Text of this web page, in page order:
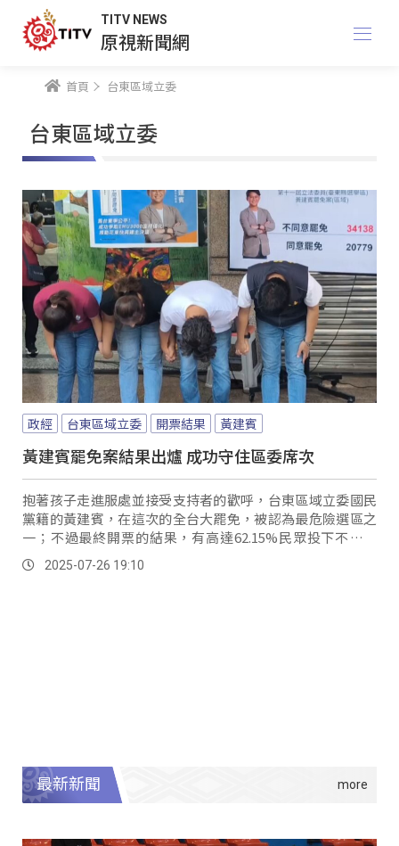
TITV NEWS
原視新聞網
首頁 台東區域立委
台東區域立委
政經 台東區域立委 開票結果 黃建賓
黃建賓罷免案結果出爐 成功守住區委席次
抱著孩子走進服處並接受支持者的歡呼，台東區域立委國民
黨籍的黃建賓，在這次的全台大罷免，被認為最危險選區之
一；不過最終開票的結果，有高達62.15%民眾投下不同意
票，成功守住台東區域立委的席次。
2025-07-26 19:10
最新新聞